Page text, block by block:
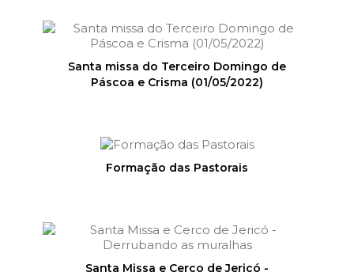
Santa missa do Terceiro Domingo de
Páscoa e Crisma (01/05/2022)
Formação das Pastorais
Santa Missa e Cerco de Jericó -